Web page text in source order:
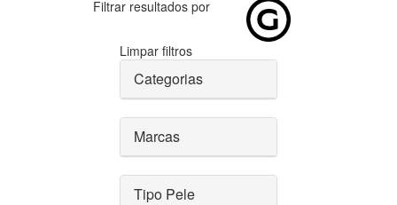
Filtrar resultados por
Limpar filtros
Categorias
Marcas
Tipo Pele